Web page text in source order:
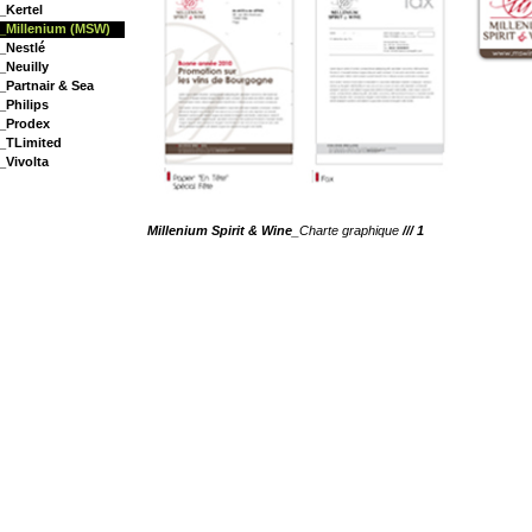
_Kertel
_Millenium (MSW)
_Nestlé
_Neuilly
_Partnair & Sea
_Philips
_Prodex
_TLimited
_Vivolta
Millenium Spirit & Wine _Charte graphique /// 1